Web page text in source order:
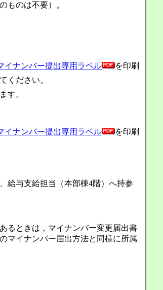
ものは不要）。
イナンバー提出専用ラベル
を印刷
ください。
す。
イナンバー提出専用ラベル
を印刷
給与支給担当（本部棟4階）へ持参
るときは，マイナンバー変更届出書
マイナンバー届出方法と同様に所属